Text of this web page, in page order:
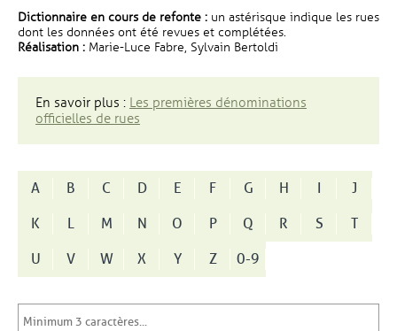
Dictionnaire en cours de refonte : un astérisque indique les rues
dont les données ont été revues et complétées.
Réalisation : Marie-Luce Fabre, Sylvain Bertoldi
En savoir plus : Les premières dénominations
officielles de rues
A B C D E F G H I
J
K
L M N O P Q R S
T
U
V W X Y Z 0-9